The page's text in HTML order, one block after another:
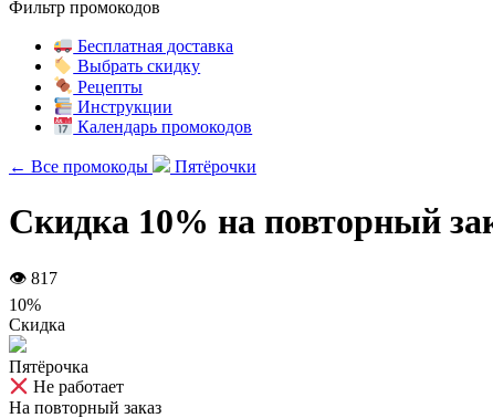
Фильтр промокодов
Бесплатная доставка
Выбрать скидку
Рецепты
Инструкции
Календарь промокодов
← Все промокоды Пятёрочки
Скидка 10% на повторный
👁 817
10%
Скидка
Пятёрочка
Не работает
На повторный заказ